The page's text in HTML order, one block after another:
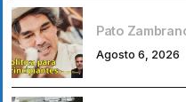
Pato
Agosto 6, 2026